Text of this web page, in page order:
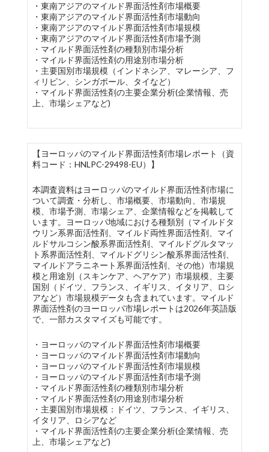
・東南アジアのマイルド界面活性剤市場概要
・東南アジアのマイルド界面活性剤市場動向
・東南アジアのマイルド界面活性剤市場規模
・東南アジアのマイルド界面活性剤市場予測
・マイルド界面活性剤の種類別市場分析
・マイルド界面活性剤の用途別市場分析
・主要国別市場規模（インドネシア、マレーシア、フ
ィリピン、シンガポール、タイなど）
・マイルド界面活性剤の主要企業分析(企業情報、売
上、市場シェアなど)
【ヨーロッパのマイルド界面活性剤市場レポート（資
料コード：HNLPC-29498-EU）】
本調査資料はヨーロッパのマイルド界面活性剤市場に
ついて調査・分析し、市場概要、市場動向、市場規
模、市場予測、市場シェア、企業情報などを掲載して
います。ヨーロッパ地域における種類別（マイルドタ
ウリン系界面活性剤、マイルド両性界面活性剤、マイ
ルドサルコシン酸系界面活性剤、マイルドグルタマッ
ト系界面活性剤、マイルドグリシン酸系界面活性剤、
マイルドアラニネート系界面活性剤、その他）市場規
模と用途別（スキンケア、ヘアケア）市場規模、主要
国別（ドイツ、フランス、イギリス、イタリア、ロシ
アなど）市場規模データも含まれています。マイルド
界面活性剤のヨーロッパ市場レポートは2026年英語版
で、一部カスタマイズも可能です。
・ヨーロッパのマイルド界面活性剤市場概要
・ヨーロッパのマイルド界面活性剤市場動向
・ヨーロッパのマイルド界面活性剤市場規模
・ヨーロッパのマイルド界面活性剤市場予測
・マイルド界面活性剤の種類別市場分析
・マイルド界面活性剤の用途別市場分析
・主要国別市場規模：ドイツ、フランス、イギリス、
イタリア、ロシアなど
・マイルド界面活性剤の主要企業分析(企業情報、売
上、市場シェアなど)